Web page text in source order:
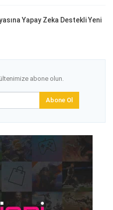
Yapay Zeka Destekli Yeni
abone olun.
Abone Ol